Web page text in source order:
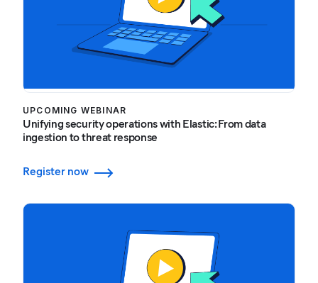
UPCOMING WEBINAR
Unifying security operations with Elastic: From data
ingestion to threat response
Register now